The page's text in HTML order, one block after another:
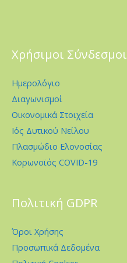
Χρήσιμοι Σύνδεσμοι
Ημερολόγιο
Διαγωνισμοί
Οικονομικά Στοιχεία
Ιός Δυτικού Νείλου
Πλασμώδιο Ελονοσίας
Κορωνοϊός COVID-19
Πολιτική GDPR
Όροι Χρήσης
Προσωπικά Δεδομένα